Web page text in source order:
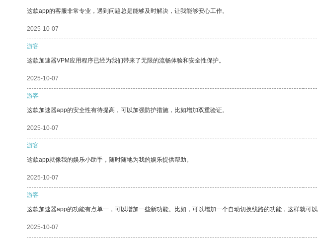
这款app的客服非常专业，遇到问题总是能够及时解决，让我能够安心工作。
2025-10-07
游客
这款加速器VPM应用程序已经为我们带来了无限的流畅体验和安全性保护。
2025-10-07
游客
这款加速器app的安全性有待提高，可以加强防护措施，比如增加双重验证。
2025-10-07
游客
这款app就像我的娱乐小助手，随时随地为我的娱乐提供帮助。
2025-10-07
游客
这款加速器app的功能有点单一，可以增加一些新功能。比如，可以增加一个自动切换线路的功能，这样就可
2025-10-07